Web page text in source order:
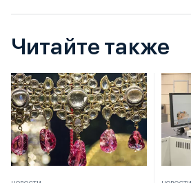
Читайте также